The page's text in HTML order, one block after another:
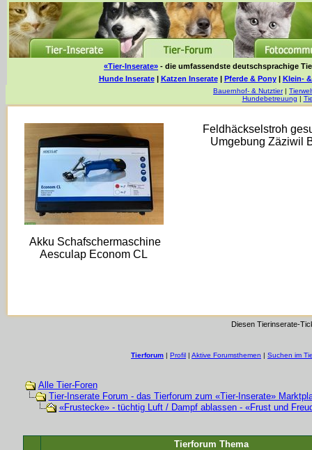
«Tier-Inserate» - die umfassendste deutschsprachige
Hunde Inserate| Katzen Inserate| Pferde & Pony| Klein-
Bauernhof- & Nutztier|
Hundebetreuung |
Akku Schafschermaschine
Aesculap Econom CL
Feldhäckselstroh
Umgebung Zäziwil
Diesen Tierinserate-
Tierforum | Profil | Aktive Forumsthemen | Suchen im
Alle Tier-Foren
Tier-Inserate Forum - das Tierforum zum «Tier-Inserate»
«Frustecke» - tüchtig Luft / Dampf ablassen - «Frust und
Tierforum Thema